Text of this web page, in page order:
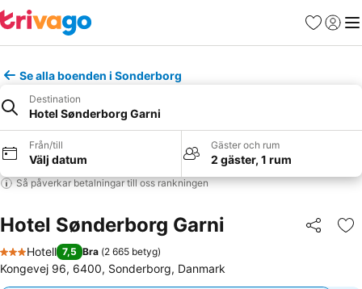
Favoriter
Logga
Se alla boenden i Sonderborg
Destination
Hotel Sønderborg Garni
Från/till
Välj datum
Gäster och rum
2 gäster, 1 rum
Så påverkar betalningar till oss rankningen
Hotel Sønderborg Garni Dela
3 Stjärnor
Hotell 7,5 Bra (2 665 betyg)
Kongevej 96, 6400, Sonderborg, Danmark